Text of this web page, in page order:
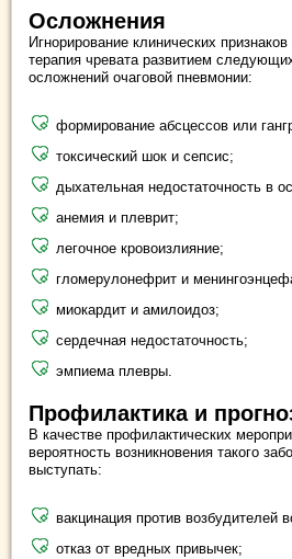
Осложнения
Игнорирование клинических
терапия чревата развитием
осложнений очаговой пневмонии:
формирование абсцессов или
токсический шок и сепсис;
дыхательная недостаточность в
анемия и плеврит;
легочное кровоизлияние;
гломерулонефрит и
миокардит и амилоидоз;
сердечная недостаточность;
эмпиема плевры.
Профилактика и
В качестве профилактических
вероятность возникновения такого
выступать:
вакцинация против возбудителей
отказ от вредных привычек;